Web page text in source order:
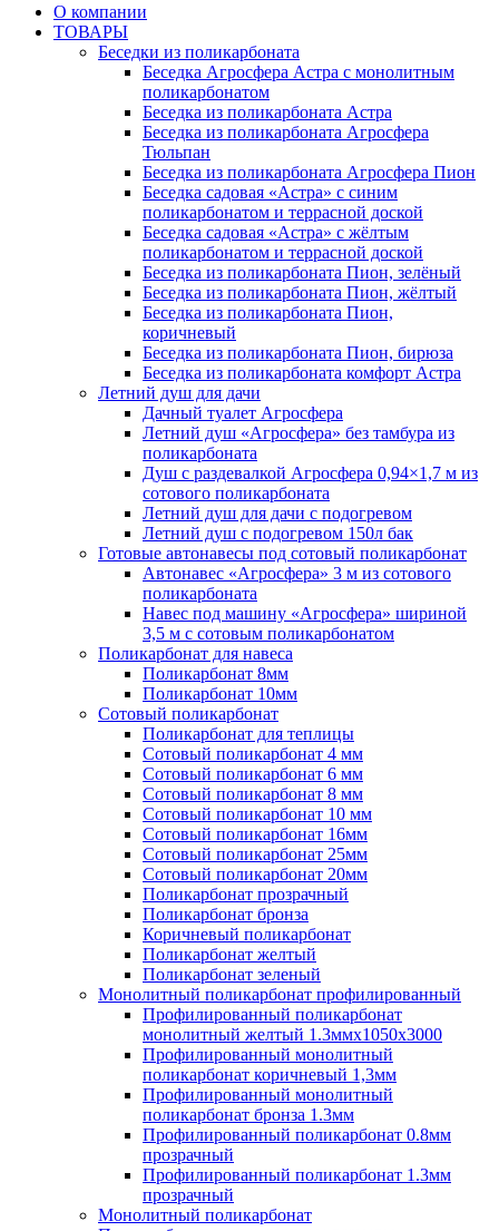
О компании
ТОВАРЫ
Беседки из поликарбоната
Беседка Агросфера Астра с монолитным
поликарбонатом
Беседка из поликарбоната Астра
Беседка из поликарбоната Агросфера
Тюльпан
Беседка из поликарбоната Агросфера Пион
Беседка садовая «Астра» с синим
поликарбонатом и террасной доской
Беседка садовая «Астра» с жёлтым
поликарбонатом и террасной доской
Беседка из поликарбоната Пион, зелёный
Беседка из поликарбоната Пион, жёлтый
Беседка из поликарбоната Пион,
коричневый
Беседка из поликарбоната Пион, бирюза
Беседка из поликарбоната комфорт Астра
Летний душ для дачи
Дачный туалет Агросфера
Летний душ «Агросфера» без тамбура из
поликарбоната
Душ с раздевалкой Агросфера 0,94×1,7 м из
сотового поликарбоната
Летний душ для дачи с подогревом
Летний душ с подогревом 150л бак
Готовые автонавесы под сотовый поликарбонат
Автонавес «Агросфера» 3 м из сотового
поликарбоната
Навес под машину «Агросфера» шириной
3,5 м с сотовым поликарбонатом
Поликарбонат для навеса
Поликарбонат 8мм
Поликарбонат 10мм
Сотовый поликарбонат
Поликарбонат для теплицы
Сотовый поликарбонат 4 мм
Сотовый поликарбонат 6 мм
Сотовый поликарбонат 8 мм
Сотовый поликарбонат 10 мм
Сотовый поликарбонат 16мм
Сотовый поликарбонат 25мм
Сотовый поликарбонат 20мм
Поликарбонат прозрачный
Поликарбонат бронза
Коричневый поликарбонат
Поликарбонат желтый
Поликарбонат зеленый
Монолитный поликарбонат профилированный
Профилированный поликарбонат
монолитный желтый 1.3ммх1050х3000
Профилированный монолитный
поликарбонат коричневый 1,3мм
Профилированный монолитный
поликарбонат бронза 1.3мм
Профилированный поликарбонат 0.8мм
прозрачный
Профилированный поликарбонат 1.3мм
прозрачный
Монолитный поликарбонат